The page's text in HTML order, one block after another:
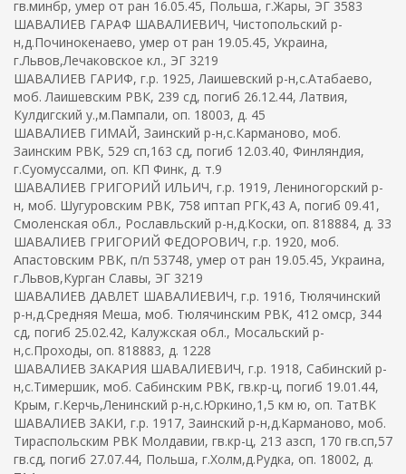
гв.минбр, умер от ран 16.05.45, Польша, г.Жары, ЭГ 3583
ШАВАЛИЕВ ГАРАФ ШАВАЛИЕВИЧ, Чистопольский р-
н,д.Починокенаево, умер от ран 19.05.45, Украина,
г.Львов,Лечаковское кл., ЭГ 3219
ШАВАЛИЕВ ГАРИФ, г.р. 1925, Лаишевский р-н,с.Атабаево,
моб. Лаишевским РВК, 239 сд, погиб 26.12.44, Латвия,
Кулдигский у.,м.Пампали, оп. 18003, д. 45
ШАВАЛИЕВ ГИМАЙ, Заинский р-н,с.Карманово, моб.
Заинским РВК, 529 сп,163 сд, погиб 12.03.40, Финляндия,
г.Суомуссалми, оп. КП Финк, д. т.9
ШАВАЛИЕВ ГРИГОРИЙ ИЛЬИЧ, г.р. 1919, Лениногорский р-
н, моб. Шугуровским РВК, 758 иптап РГК,43 А, погиб 09.41,
Смоленская обл., Рославльский р-н,д.Коски, оп. 818884, д. 33
ШАВАЛИЕВ ГРИГОРИЙ ФЕДОРОВИЧ, г.р. 1920, моб.
Апастовским РВК, п/п 53748, умер от ран 19.05.45, Украина,
г.Львов,Курган Славы, ЭГ 3219
ШАВАЛИЕВ ДАВЛЕТ ШАВАЛИЕВИЧ, г.р. 1916, Тюлячинский
р-н,д.Средняя Меша, моб. Тюлячинским РВК, 412 омср, 344
сд, погиб 25.02.42, Калужская обл., Мосальский р-
н,с.Проходы, оп. 818883, д. 1228
ШАВАЛИЕВ ЗАКАРИЯ ШАВАЛИЕВИЧ, г.р. 1918, Сабинский р-
н,с.Тимершик, моб. Сабинским РВК, гв.кр-ц, погиб 19.01.44,
Крым, г.Керчь,Ленинский р-н,с.Юркино,1,5 км ю, оп. ТатВК
ШАВАЛИЕВ ЗАКИ, г.р. 1917, Заинский р-н,д.Карманово, моб.
Тираспольским РВК Молдавии, гв.кр-ц, 213 азсп, 170 гв.сп,57
гв.сд, погиб 27.07.44, Польша, г.Холм,д.Рудка, оп. 18002, д.